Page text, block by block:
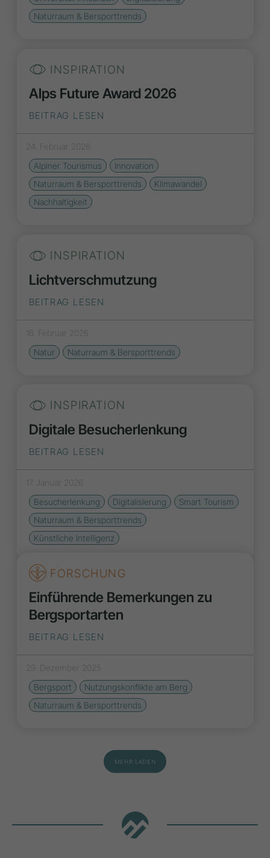
Naturraum & Bersporttrends
INSPIRATION
Alps Future Award 2026
BEITRAG LESEN
24. Februar 2026
Alpiner Tourismus
Innovation
Naturraum & Bersporttrends
Klimawandel
Nachhaltigkeit
INSPIRATION
Lichtverschmutzung
BEITRAG LESEN
16. Februar 2026
Natur
Naturraum & Bersporttrends
INSPIRATION
Digitale Besucherlenkung
BEITRAG LESEN
17. Januar 2026
Besucherlenkung
Digitalisierung
Smart Tourism
Naturraum & Bersporttrends
Künstliche Intelligenz
FORSCHUNG
Einführende Bemerkungen zu
Bergsportarten
BEITRAG LESEN
29. Dezember 2025
Bergsport
Nutzungskonflikte am Berg
Naturraum & Bersporttrends
MEHR LADEN